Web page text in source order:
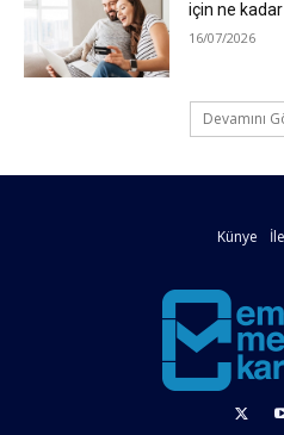
için ne
16/07/2026
Devamını
Künye